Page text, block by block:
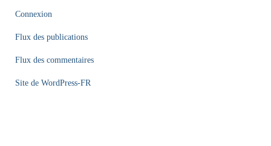
Connexion
Flux des publications
Flux des commentaires
Site de WordPress-FR